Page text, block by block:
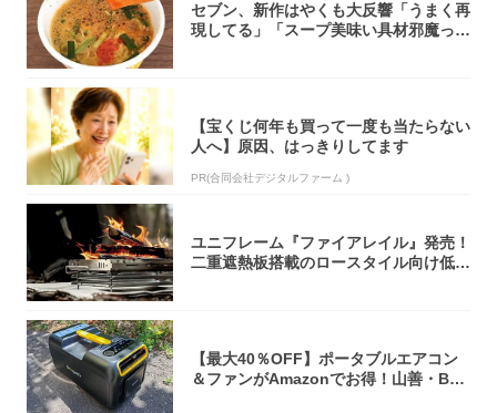
セブン、新作はやくも大反響「うまく再
現してる」「スープ美味い具材邪魔って
【宝くじ何年も買って一度も当たらない
人へ】原因、はっきりしてます
PR(合同会社デジタルファーム )
ユニフレーム『ファイアレイル』発売！
二重遮熱板搭載のロースタイル向け低型
【最大40％OFF】ポータブルエアコン
＆ファンがAmazonでお得！山善・Bo